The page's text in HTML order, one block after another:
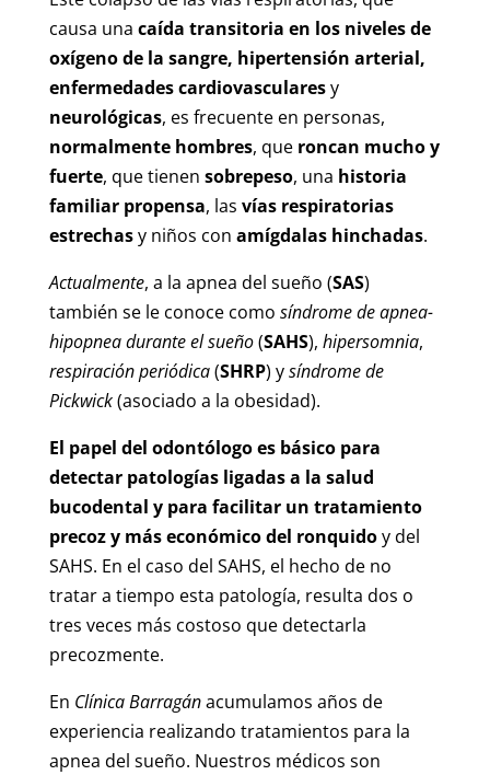
causa una caída transitoria en los niveles de
oxígeno de la sangre, hipertensión arterial,
enfermedades cardiovascularesy
neurológicas, es frecuente en personas,
normalmente hombres, que roncan mucho y
fuerte, que tienen sobrepeso, una historia
familiar propensa, las vías respiratorias
estrechasy niños con amígdalas hinchadas.
Actualmente, a la apnea del sueño (SAS)
también se le conoce como síndrome de apnea-
hipopnea durante el sueño(SAHS), hipersomnia,
respiración periódica(SHRP) ysíndrome de
Pickwick(asociado a la obesidad).
El papel del odontólogo es básico para
detectar patologías ligadas a la salud
bucodental y para facilitar un tratamiento
precoz y más económico del ronquidoy del
SAHS. En el caso del SAHS, el hecho de no
tratar a tiempo esta patología, resulta dos o
tres veces más costoso que detectarla
precozmente.
En Clínica Barragánacumulamos años de
experiencia realizando tratamientos para la
apnea del sueño. Nuestros médicos son